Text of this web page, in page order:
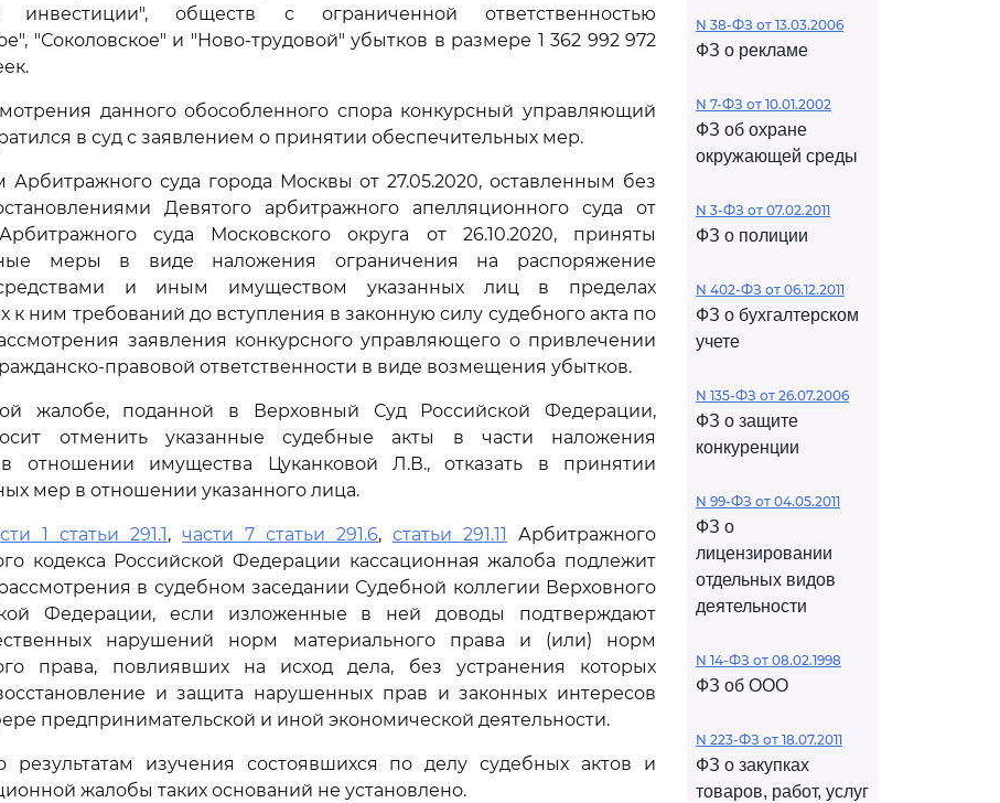
инвестиции", обществ с ограниченной ответственностью
"Соколовское" и "Ново-трудовой" убытков в размере 1 362 992 972
данного обособленного спора конкурсный управляющий
в суд с заявлением о принятии обеспечительных мер.
суда города Москвы от 27.05.2020, оставленным без
Девятого арбитражного апелляционного суда от
суда Московского округа от 26.10.2020, приняты
меры в виде наложения ограничения на распоряжение
и иным имуществом указанных лиц в пределах
к ним требований до вступления в законную силу судебного акта по
заявления конкурсного управляющего о привлечении
правовой ответственности в виде возмещения убытков.
жалобе, поданной в Верховный Суд Российской Федерации,
отменить указанные судебные акты в части наложения
отношении имущества Цуканковой Л.В., отказать в принятии
мер в отношении указанного лица.
1 статьи 291.1, части 7 статьи 291.6, статьи 291.11
Арбитражного
кодекса Российской Федерации кассационная жалоба подлежит
в судебном заседании Судебной коллегии Верховного
Федерации, если изложенные в ней доводы подтверждают
нарушений норм материального права и (или) норм
права, повлиявших на исход дела, без устранения которых
и защита нарушенных прав и законных интересов
предпринимательской и иной экономической деятельности.
изучения состоявшихся по делу судебных актов и
жалобы таких оснований не установлено.
N 38-ФЗ от 13.03.2006
ФЗ о рекламе
N 7-ФЗ от 10.01.2002
ФЗ об охране
окружающей среды
N 3-ФЗ от 07.02.2011
ФЗ о полиции
N 402-ФЗ от 06.12.2011
ФЗ о бухгалтерском
учете
N 135-ФЗ от 26.07.2006
ФЗ о защите
конкуренции
N 99-ФЗ от 04.05.2011
ФЗ о
лицензировании
отдельных видов
деятельности
N 14-ФЗ от 08.02.1998
ФЗ об ООО
N 223-ФЗ от 18.07.2011
ФЗ о закупках
товаров, работ, услуг